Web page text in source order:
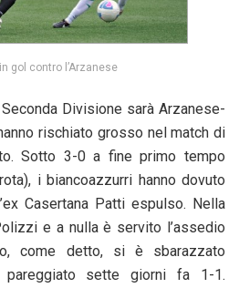
gol contro l’Arzanese
Divisione sarà Arzanese-
rischiato grosso nel match di
Sotto 3-0 a fine primo tempo
i biancoazzurri hanno dovuto
Casertana Patti espulso. Nella
e a nulla è servito l’assedio
come detto, si è sbarazzato
pareggiato sette giorni fa 1-1.